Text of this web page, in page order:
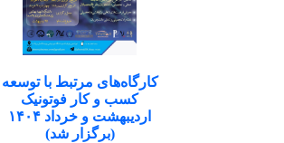
کارگاه‌های مرتبط با توسعه
کسب و کار فوتونیک
اردیبهشت و خرداد ۱۴۰۴
(برگزار شد)